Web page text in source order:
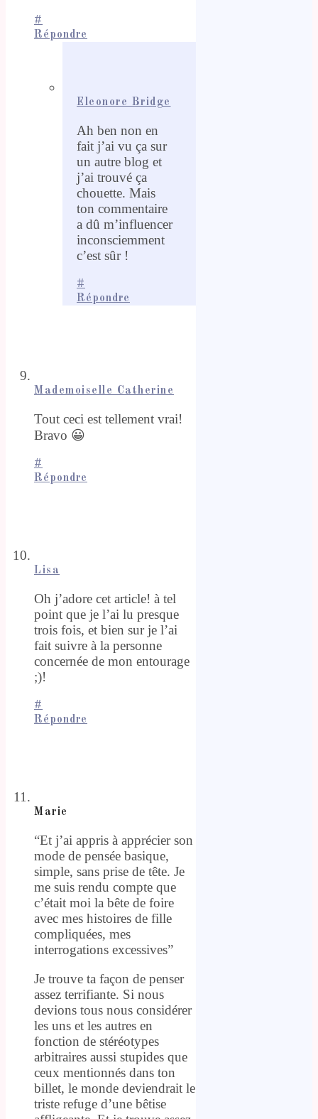
#
Répondre
Eleonore Bridge
Ah ben non en
fait j’ai vu ça sur
un autre blog et
j’ai trouvé ça
chouette. Mais
ton commentaire
a dû m’influencer
inconsciemment
c’est sûr !
#
Répondre
Mademoiselle Catherine
Tout ceci est tellement vrai!
Bravo 😀
#
Répondre
Lisa
Oh j’adore cet article! à tel
point que je l’ai lu presque
trois fois, et bien sur je l’ai
fait suivre à la personne
concernée de mon entourage
;)!
#
Répondre
Marie
“Et j’ai appris à apprécier son
mode de pensée basique,
simple, sans prise de tête. Je
me suis rendu compte que
c’était moi la bête de foire
avec mes histoires de fille
compliquées, mes
interrogations excessives”
Je trouve ta façon de penser
assez terrifiante. Si nous
devions tous nous considérer
les uns et les autres en
fonction de stéréotypes
arbitraires aussi stupides que
ceux mentionnés dans ton
billet, le monde deviendrait le
triste refuge d’une bêtise